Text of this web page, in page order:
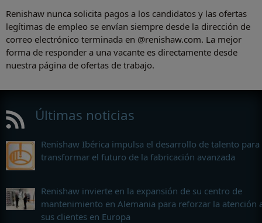
Renishaw nunca solicita pagos a los candidatos y las ofertas
legítimas de empleo se envían siempre desde la dirección de
correo electrónico terminada en @renishaw.com. La mejor
forma de responder a una vacante es directamente desde
nuestra página de ofertas de trabajo.
Últimas noticias
Renishaw Ibérica impulsa el desarrollo de talento para
transformar el futuro de la fabricación avanzada
Renishaw invierte en la expansión de su centro de
mantenimiento en Alemania para reforzar la atención
sus clientes en Europa